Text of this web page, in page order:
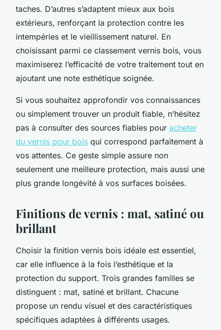
taches. D’autres s’adaptent mieux aux bois
extérieurs, renforçant la protection contre les
intempéries et le vieillissement naturel. En
choisissant parmi ce classement vernis bois, vous
maximiserez l’efficacité de votre traitement tout en
ajoutant une note esthétique soignée.
Si vous souhaitez approfondir vos connaissances
ou simplement trouver un produit fiable, n’hésitez
pas à consulter des sources fiables pour acheter
du vernis pour bois qui correspond parfaitement à
vos attentes. Ce geste simple assure non
seulement une meilleure protection, mais aussi une
plus grande longévité à vos surfaces boisées.
Finitions de vernis : mat, satiné ou
brillant
Choisir la finition vernis bois idéale est essentiel,
car elle influence à la fois l’esthétique et la
protection du support. Trois grandes familles se
distinguent : mat, satiné et brillant. Chacune
propose un rendu visuel et des caractéristiques
spécifiques adaptées à différents usages.